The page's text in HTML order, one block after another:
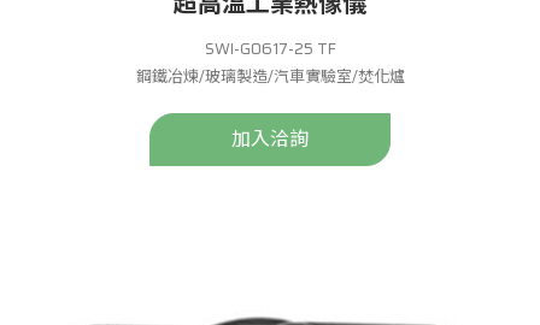
SWI-G0617-25 TF
鋼鐵冶煉/玻璃製造/汽車實驗室/焚化爐
加入洽詢